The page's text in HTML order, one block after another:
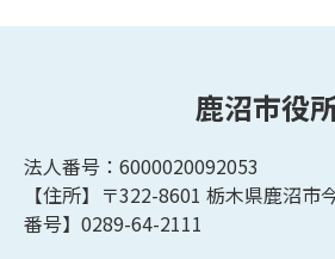
鹿沼市役
法人番号：6000020092053
【住所】〒322-8601 栃木県鹿沼市
番号】0289-64-2111